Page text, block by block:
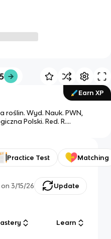
Earn XP
roślin. Wyd. Nauk. PWN,
Oficyna Wydawnicza,
Practice Test Matching
on 3/15/26 Update
Learn